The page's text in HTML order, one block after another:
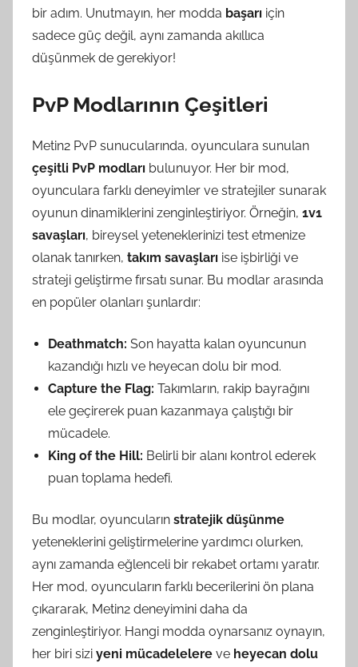
bir adım. Unutmayın, her modda başarı için
sadece güç değil, aynı zamanda akıllıca
düşünmek de gerekiyor!
PvP Modlarının Çeşitleri
Metin2 PvP sunucularında, oyunculara sunulan
çeşitli PvP modları bulunuyor. Her bir mod,
oyunculara farklı deneyimler ve stratejiler sunarak
oyunun dinamiklerini zenginleştiriyor. Örneğin, 1v1
savaşları, bireysel yeteneklerinizi test etmenize
olanak tanırken, takım savaşları ise işbirliği ve
strateji geliştirme fırsatı sunar. Bu modlar arasında
en popüler olanları şunlardır:
Deathmatch: Son hayatta kalan oyuncunun
kazandığı hızlı ve heyecan dolu bir mod.
Capture the Flag: Takımların, rakip bayrağını
ele geçirerek puan kazanmaya çalıştığı bir
mücadele.
King of the Hill: Belirli bir alanı kontrol ederek
puan toplama hedefi.
Bu modlar, oyuncuların stratejik düşünme
yeteneklerini geliştirmelerine yardımcı olurken,
aynı zamanda eğlenceli bir rekabet ortamı yaratır.
Her mod, oyuncuların farklı becerilerini ön plana
çıkararak, Metin2 deneyimini daha da
zenginleştiriyor. Hangi modda oynarsanız oynayın,
her biri sizi yeni mücadelelere ve heyecan dolu